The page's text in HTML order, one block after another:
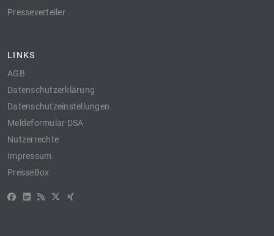
Presseverteiler
LINKS
AGB
Datenschutzerklärung
Datenschutzeinstellungen
Meldeformular DSA
Nutzerrechte
Impressum
PresseBox